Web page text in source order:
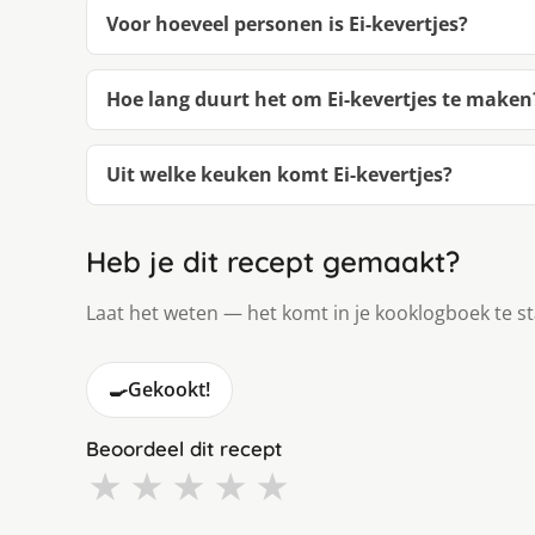
Voor hoeveel personen is Ei-kevertjes?
Hoe lang duurt het om Ei-kevertjes te
Uit welke keuken komt Ei-kevertjes?
Heb je dit recept gemaakt?
Laat het weten — het komt in je kooklogboek te
🍳Gekookt!
Beoordeel dit recept
★ ★ ★ ★ ★